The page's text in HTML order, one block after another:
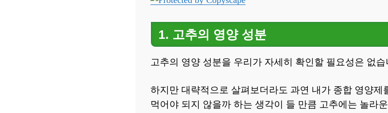
1. 고추의 영양 성분
고추의 영양 성분을 우리가 자세히 확인할 필요성은 없습
하지만 대략적으로 살펴보더라도 과연 내가 종합 영양제
먹어야 되지 않을까 하는 생각이 들 만큼 고추에는 놀라